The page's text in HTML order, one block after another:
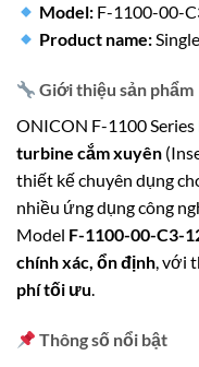
Model: F-1100-00-
Product name:
Giới thiệu sản phẩm
ONICON F-1100 Series
turbine cắm xuyên
thiết kế chuyên dụng
nhiều ứng dụng công
Model F-1100-00-C3-
chính xác, ổn định, với
phí tối ưu.
Thông số nổi bật